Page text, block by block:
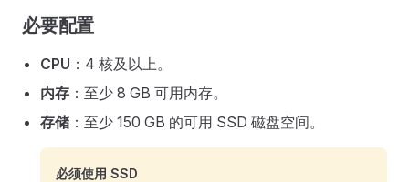
必要配置
CPU ：4 核及以上。
内存 ：至少 8 GB 可用内存。
存储 ：至少 150 GB 的可用 SSD 磁盘空间。
必须使用 SSD